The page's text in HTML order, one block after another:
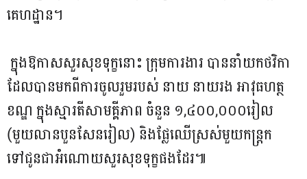
គេហដ្ឋាន។
ក្នុងឱកាសសួរសុខទុក្ខនោះ ក្រុមការងារ បាននាំយកថវិកា
ដែលបានមកពីការចូលរួមរបស់ នាយ នាយរង អាវុធហត្ថ
ខណ្ឌ ក្នុងស្មារតីសាមគ្គីភាព ចំនួន ១,៤០០,០០០រៀល
(មួយលានបួនសែនរៀល) និងផ្លែឈើស្រស់មួយកន្រ្តក
ទៅជូនជាអំណោយសួរសុខទុក្ខផងដែរ៕